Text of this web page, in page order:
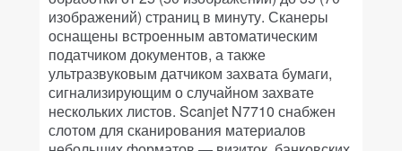
изображений) страниц в минуту. Сканеры
оснащены встроенным автоматическим
податчиком документов, а также
ультразвуковым датчиком захвата бумаги,
сигнализирующим о случайном захвате
нескольких листов. Scanjet N7710 снабжен
слотом для сканирования материалов